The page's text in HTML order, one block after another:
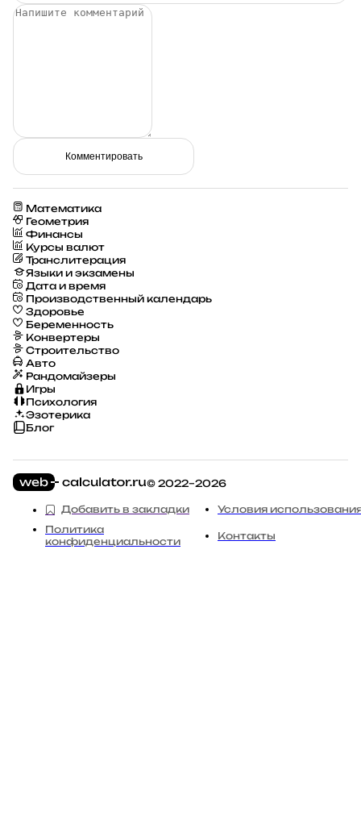
Комментировать
Математика
Геометрия
Финансы
Курсы валют
Транслитерация
Языки и экзамены
Дата и время
Производственный календарь
Здоровье
Беременность
Конвертеры
Строительство
Авто
Рандомайзеры
Игры
Психология
Эзотерика
Блог
© 2022–2026
Добавить в закладки
Условия
Политика
конфиденциальности
Контакты